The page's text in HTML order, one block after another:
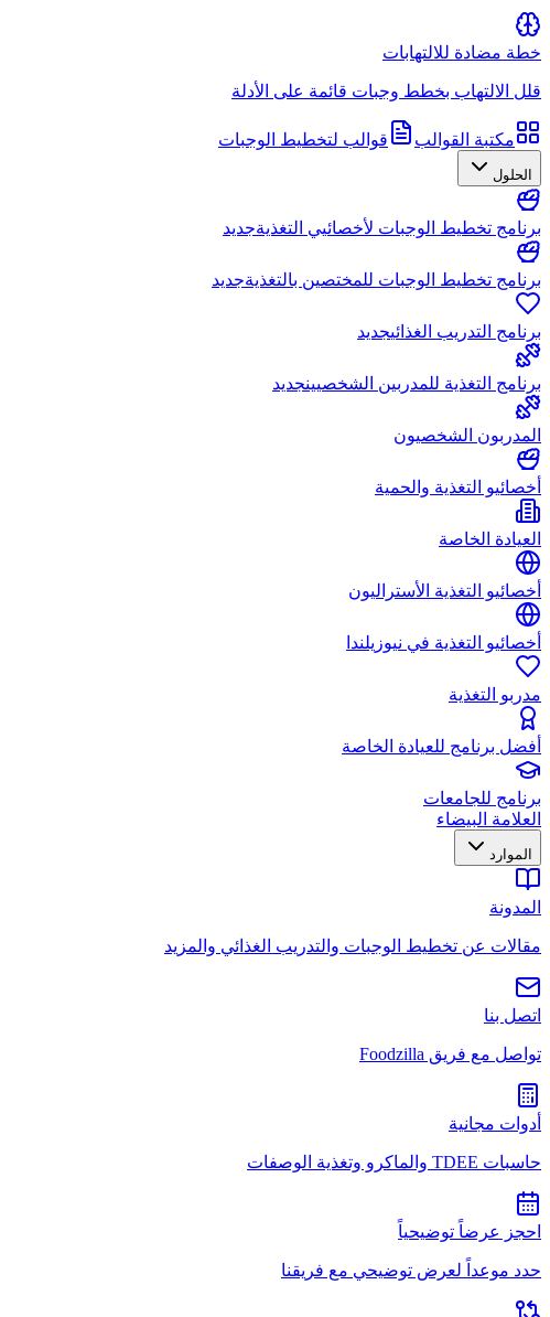
خطة مضادة للالتهابات
قلل الالتهاب بخطط وجبات قائمة على الأدلة
مكتبة القوالب قوالب لتخطيط الوجبات
الحلول
برنامج تخطيط الوجبات لأخصائيي التغذيةجديد
برنامج تخطيط الوجبات للمختصين بالتغذيةجديد
برنامج التدريب الغذائيجديد
برنامج التغذية للمدربين الشخصيينجديد
المدربون الشخصيون
أخصائيو التغذية والحمية
العيادة الخاصة
أخصائيو التغذية الأستراليون
أخصائيو التغذية في نيوزيلندا
مدربو التغذية
أفضل برنامج للعيادة الخاصة
برنامج للجامعات
العلامة البيضاء
الموارد
المدونة
مقالات عن تخطيط الوجبات والتدريب الغذائي والمزيد
اتصل بنا
تواصل مع فريق Foodzilla
أدوات مجانية
حاسبات TDEE والماكرو وتغذية الوصفات
احجز عرضاً توضيحياً
حدد موعداً لعرض توضيحي مع فريقنا